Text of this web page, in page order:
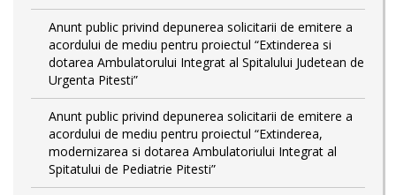
Anunt public privind depunerea solicitarii de emitere a
acordului de mediu pentru proiectul “Extinderea si
dotarea Ambulatorului Integrat al Spitalului Judetean de
Urgenta Pitesti”
Anunt public privind depunerea solicitarii de emitere a
acordului de mediu pentru proiectul “Extinderea,
modernizarea si dotarea Ambulatoriului Integrat al
Spitatului de Pediatrie Pitesti”